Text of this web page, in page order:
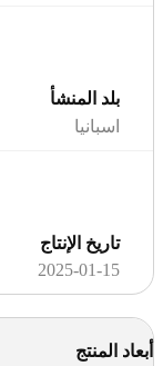
بلد المنشأ
اسبانيا
تاريخ الإنتاج
2025-01-15
أبعاد المنتج